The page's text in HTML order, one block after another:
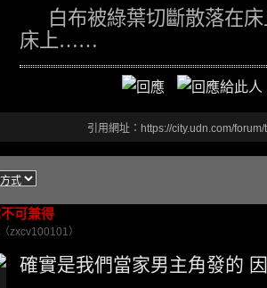
白布被綠葉切斷散落在
床上……
引用網址：https://city.udn.com/
可兼得
zxcv100101）
確實是我們當家男主角發的